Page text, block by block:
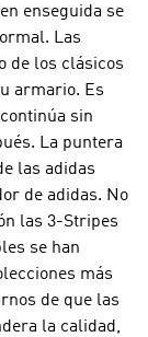
enseguida se
Las
de los clásicos
armario. Es
sin
La puntera
las adidas
de adidas. No
las 3-Stripes
se han
más
de que las
la calidad,